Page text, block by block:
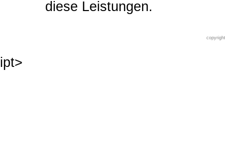
diese Leistungen.
ipt>